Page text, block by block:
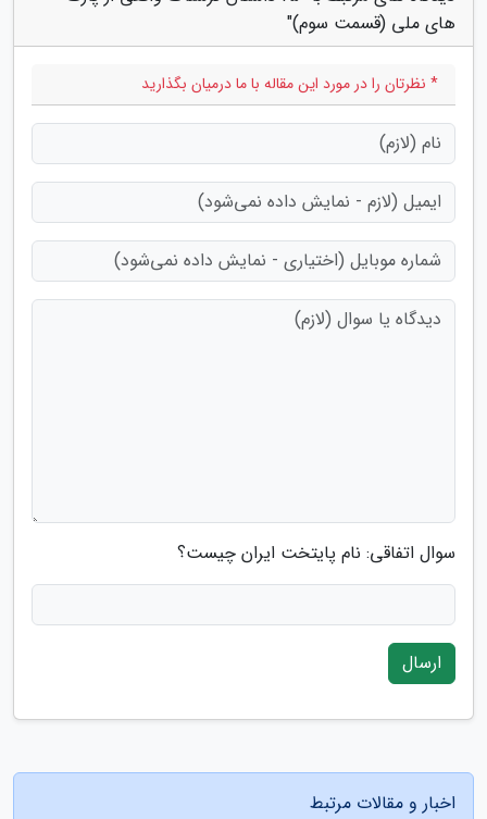
های ملی (قسمت سوم)"
* نظرتان را در مورد این مقاله با ما درمیان بگذارید
سوال اتفاقی: نام پایتخت ایران چیست؟
ارسال
اخبار و مقالات مرتبط